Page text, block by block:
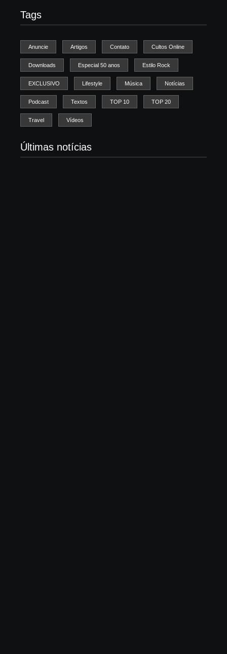
Tags
Anuncie Artigos Contato Cultos Online
Downloads Especial 50 anos Estilo Rock
EXCLUSIVO Lifestyle Música Notícias
Podcast Textos TOP 10 TOP 20
Travel Vídeos
Últimas notícias